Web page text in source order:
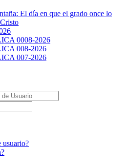
El día en que el grado once lo
0008-2026
008-2026
007-2026
usuario?